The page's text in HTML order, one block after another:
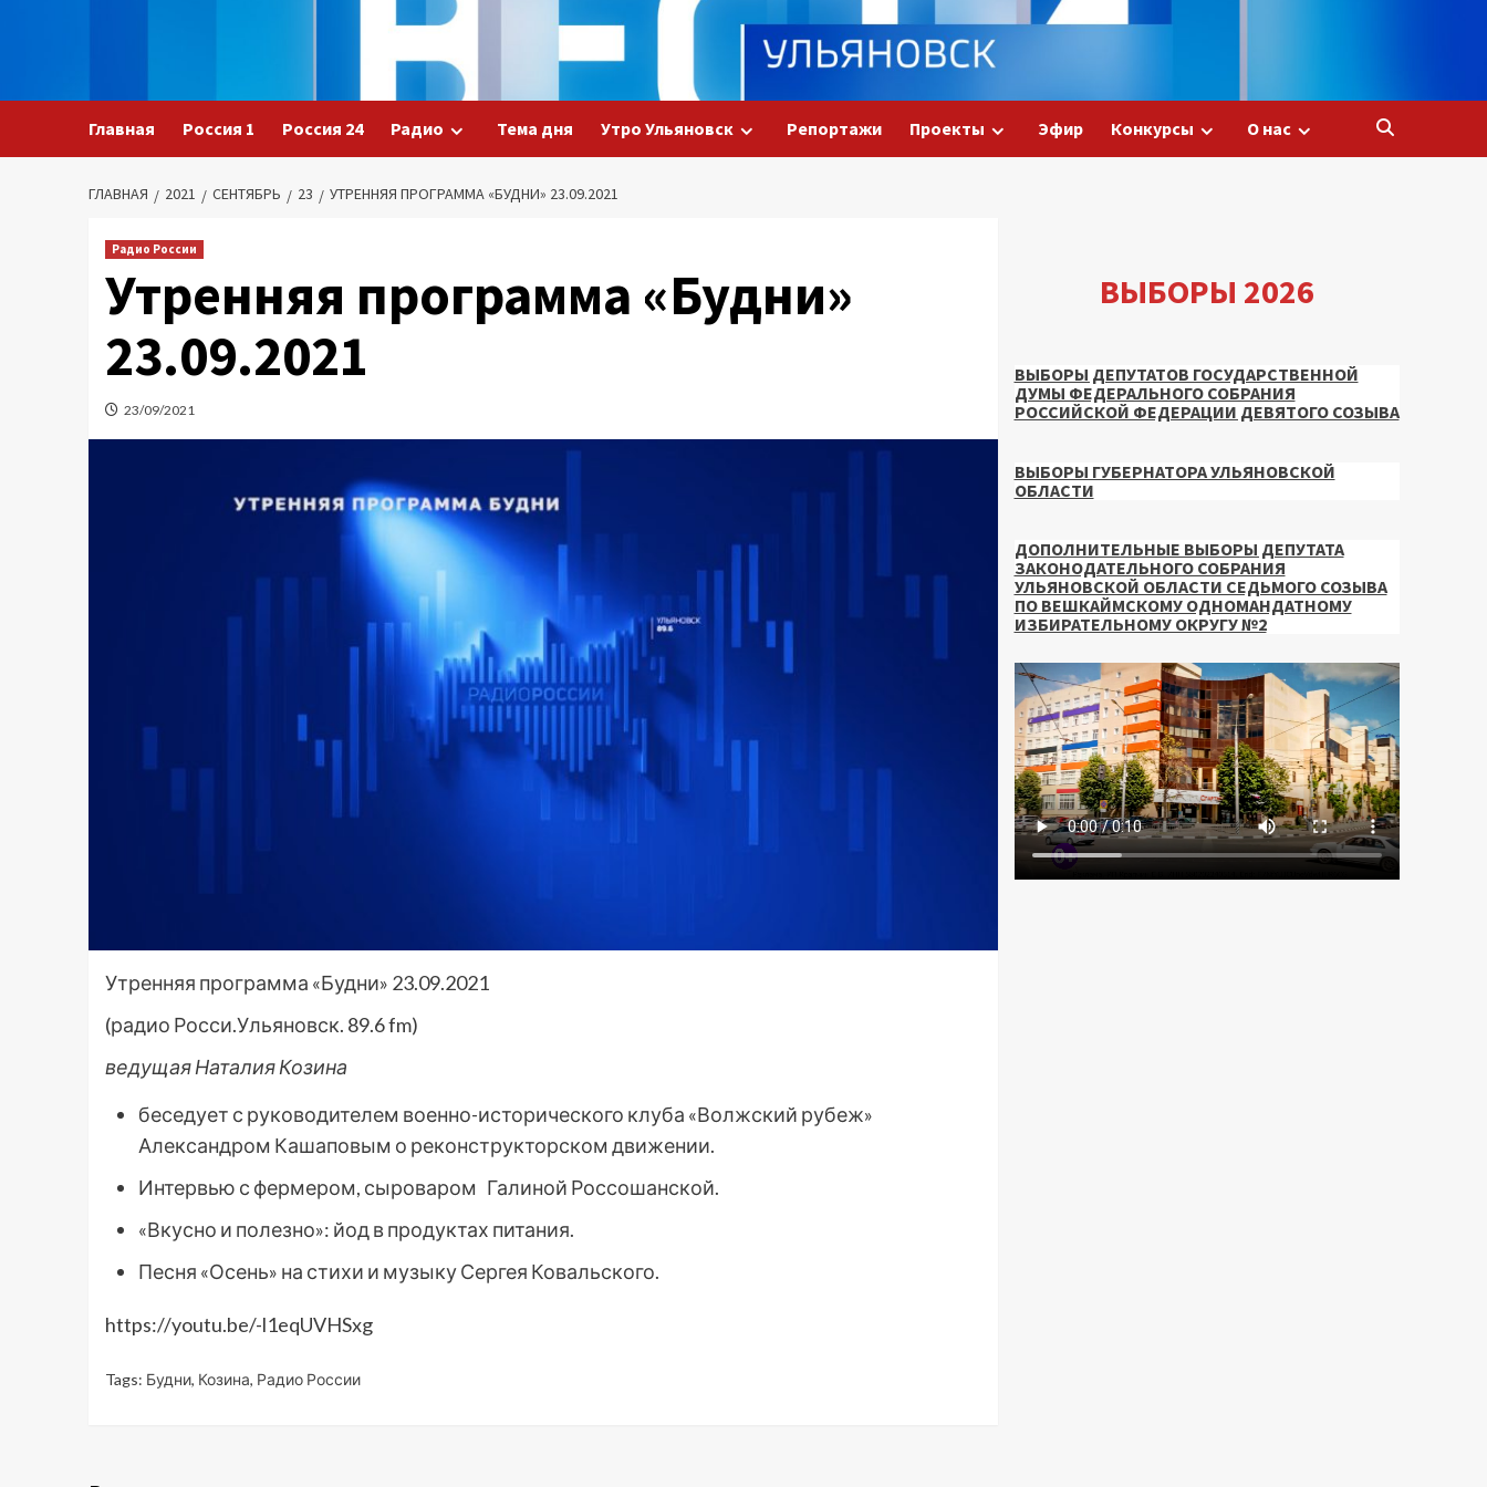
Главная Россия 1 Россия 24 Радио Тема дня Утро Ульяновск Репортажи Проекты Эфир Конкурсы О нас
ГЛАВНАЯ 2021 СЕНТЯБРЬ 23 УТРЕННЯЯ ПРОГРАММА «БУДНИ» 23.09.2021
Радио России
Утренняя программа «Будни»
23.09.2021
23/09/2021
Утренняя программа «Будни» 23.09.2021
(радио Росси.Ульяновск. 89.6 fm)
ведущая Наталия Козина
беседует с руководителем военно-исторического клуба «Волжский рубеж»
Александром Кашаповым о реконструкторском движении.
Интервью с фермером, сыроваром Галиной Россошанской.
«Вкусно и полезно»: йод в продуктах питания.
Песня «Осень» на стихи и музыку Сергея Ковальского.
https://youtu.be/-l1eqUVHSxg
Tags: Будни, Козина, Радио России
ВЫБОРЫ 2026
ВЫБОРЫ ДЕПУТАТОВ ГОСУДАРСТВЕННОЙ
ДУМЫ ФЕДЕРАЛЬНОГО СОБРАНИЯ
РОССИЙСКОЙ ФЕДЕРАЦИИ ДЕВЯТОГО СОЗЫВА
ВЫБОРЫ ГУБЕРНАТОРА УЛЬЯНОВСКОЙ
ОБЛАСТИ
ДОПОЛНИТЕЛЬНЫЕ ВЫБОРЫ ДЕПУТАТА
ЗАКОНОДАТЕЛЬНОГО СОБРАНИЯ
УЛЬЯНОВСКОЙ ОБЛАСТИ СЕДЬМОГО СОЗЫВА
ПО ВЕШКАЙМСКОМУ ОДНОМАНДАТНОМУ
ИЗБИРАТЕЛЬНОМУ ОКРУГУ №2